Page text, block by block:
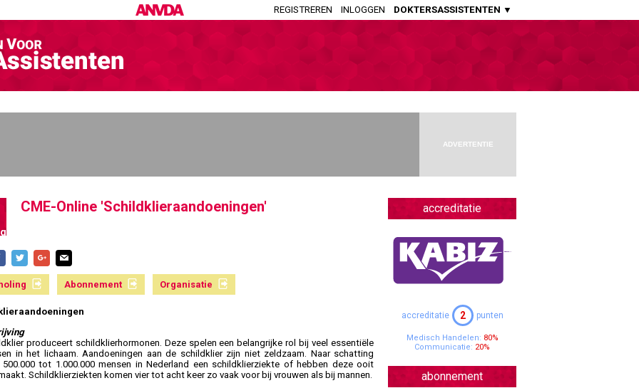
REGISTREREN INLOGGEN DOKTERSASSISTENTEN ▼
HUISARTSENPRAKTIJK
Openbaar Apothekers
Apothekers Assistenten
OVERIGE SPECIALISMEN
Specialisten Ouderengeneeskunde
ADVERTENTIE
accreditatie
accreditatie 2 punten
Medisch Handelen: 80%
Communicatie: 20%
abonnement
CME-Online 'Schildklieraandoeningen'
Abonnement Organisatie
produceert schildklierhormonen. Deze spelen een belangrijke rol bij veel essentiële
in het lichaam. Aandoeningen aan de schildklier zijn niet zeldzaam. Naar schatting
500.000 tot 1.000.000 mensen in Nederland een schildklierziekte of hebben deze ooit
Schildklierziekten komen vier tot acht keer zo vaak voor bij vrouwen als bij mannen.